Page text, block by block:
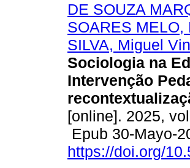
DE SOUZA
SOARES MELO,
SILVA, Miguel
Sociologia na
Intervenção
[online]. 2025,
Epub 30-Mayo-
https://doi.org/